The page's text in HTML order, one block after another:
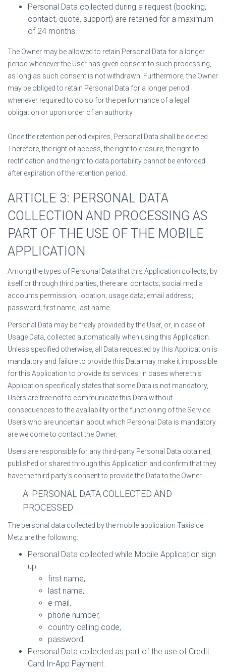
Personal Data collected during a request (booking,
contact, quote, support) are retained for a maximum
of 24 months.
The Owner may be allowed to retain Personal Data for a longer
period whenever the User has given consent to such processing,
as long as such consent is not withdrawn. Furthermore, the Owner
may be obliged to retain Personal Data for a longer period
whenever required to do so for the performance of a legal
obligation or upon order of an authority.
Once the retention period expires, Personal Data shall be deleted.
Therefore, the right of access, the right to erasure, the right to
rectification and the right to data portability cannot be enforced
after expiration of the retention period.
ARTICLE 3: PERSONAL DATA
COLLECTION AND PROCESSING AS
PART OF THE USE OF THE MOBILE
APPLICATION
Among the types of Personal Data that this Application collects, by
itself or through third parties, there are: contacts; social media
accounts permission; location; usage data; email address;
password; first name; last name.
Personal Data may be freely provided by the User, or, in case of
Usage Data, collected automatically when using this Application.
Unless specified otherwise, all Data requested by this Application is
mandatory and failure to provide this Data may make it impossible
for this Application to provide its services. In cases where this
Application specifically states that some Data is not mandatory,
Users are free not to communicate this Data without
consequences to the availability or the functioning of the Service.
Users who are uncertain about which Personal Data is mandatory
are welcome to contact the Owner.
Users are responsible for any third-party Personal Data obtained,
published or shared through this Application and confirm that they
have the third party's consent to provide the Data to the Owner.
A. PERSONAL DATA COLLECTED AND
PROCESSED
The personal data collected by the mobile application Taxis de
Metz are the following:
Personal Data collected while Mobile Application sign
up:
first name,
last name,
e-mail,
phone number,
country calling code,
password.
Personal Data collected as part of the use of Credit
Card In-App Payment: